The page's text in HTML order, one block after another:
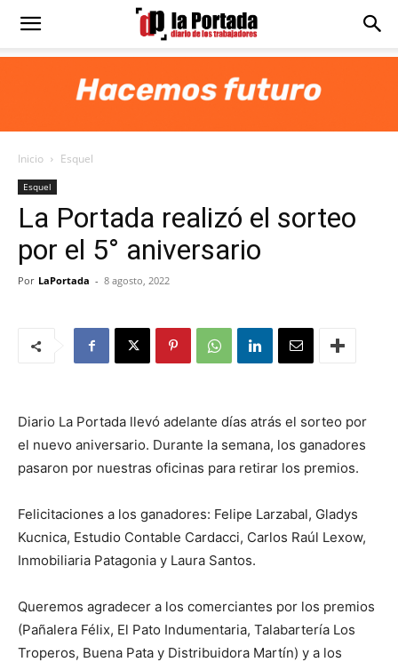
Diario
Portada
Inicio Esquel
Esquel
La Portada realizó el sorteo
por el 5° aniversario
Por LaPortada - 8 agosto, 2022
Diario La Portada llevó adelante días atrás el sorteo por
el nuevo aniversario. Durante la semana, los ganadores
pasaron por nuestras oficinas para retirar los premios.
Felicitaciones a los ganadores: Felipe Larzabal, Gladys
Kucnica, Estudio Contable Cardacci, Carlos Raúl Lexow,
Inmobiliaria Patagonia y Laura Santos.
Queremos agradecer a los comerciantes por los premios
(Pañalera Félix, El Pato Indumentaria, Talabartería Los
Troperos, Buena Pata y Distribuidora Martín) y a los